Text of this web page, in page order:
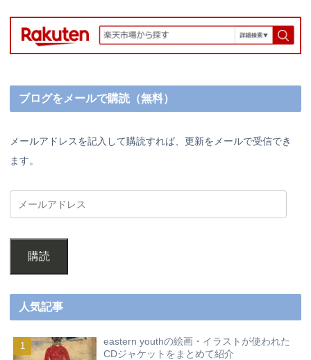
ブログをメールで購読（無料）
メールアドレスを記入して購読すれば、更新をメールで受信でき
ます。
購読
人気記事
eastern youthの絵画・イラストが使われた
CDジャケットをまとめて紹介